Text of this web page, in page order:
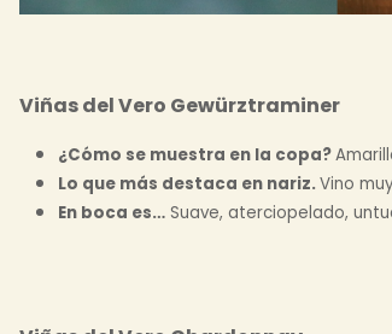
Viñas del Vero Gewürztraminer
¿Cómo se muestra en la copa?
Lo que más destaca en nariz.Vino
En boca es… Suave, aterciopelado,